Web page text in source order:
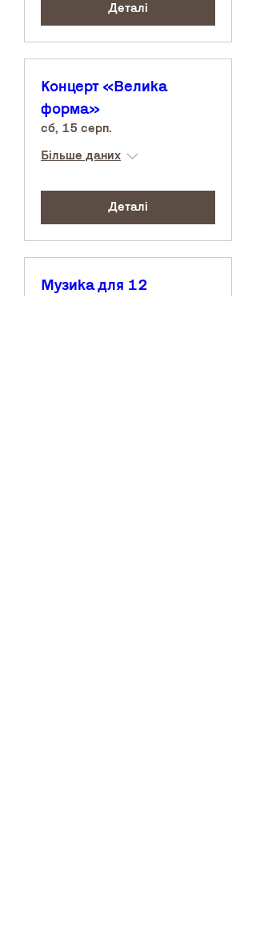
Деталі
Концерт «Велика
форма»
сб, 15 серп.
Більше даних
Деталі
Музика для 12